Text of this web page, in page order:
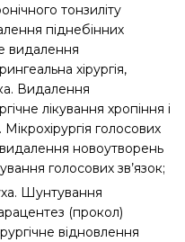
тонзиліту
піднебінних
видалення
хірургія,
Видалення
лікування хропіння і
голосових
видалення новоутворень
голосових зв’язок;
Шунтування
(прокол)
відновлення